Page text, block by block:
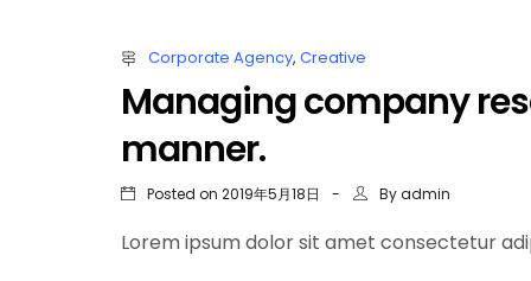
Corporate Agency, Creative
Managing company
manner.
Posted on 2019年5月18日 Byadmin
Lorem ipsum dolor sit amet consectetur